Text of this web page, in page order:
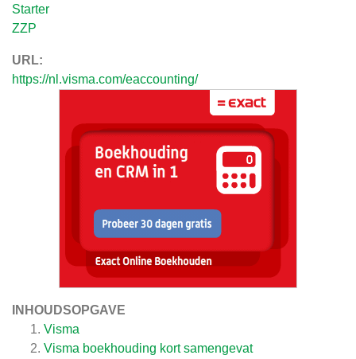
Starter
ZZP
URL:
https://nl.visma.com/eaccounting/
INHOUDSOPGAVE
Visma
Visma boekhouding kort samengevat